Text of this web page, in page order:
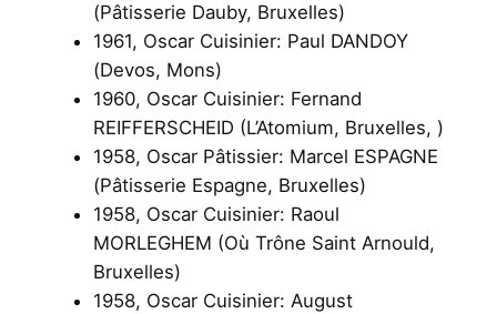
(Pâtisserie Dauby, Bruxelles)
1961, Oscar Cuisinier: Paul DANDOY
(Devos, Mons)
1960, Oscar Cuisinier: Fernand
REIFFERSCHEID (L’Atomium, Bruxelles, )
1958, Oscar Pâtissier: Marcel ESPAGNE
(Pâtisserie Espagne, Bruxelles)
1958, Oscar Cuisinier: Raoul
MORLEGHEM (Où Trône Saint Arnould,
Bruxelles)
1958, Oscar Cuisinier: August